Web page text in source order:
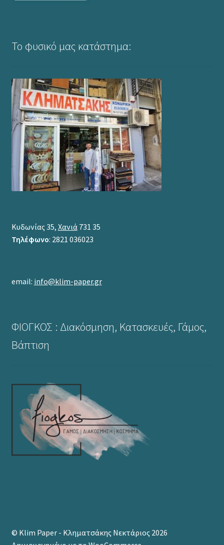
Το φυσικό μας κατάστημα:
Κυδωνίας 35, Χανιά 731 35
Τηλέφωνο: 2821 036023
email: info@klim-paper.gr
ΦΙΟΓΚΟΣ : Διακόσμηση, Κατασκευές, Γάμος,
Βάπτιση
© Klim Paper - Κληματσάκης Νεκτάριος 2026